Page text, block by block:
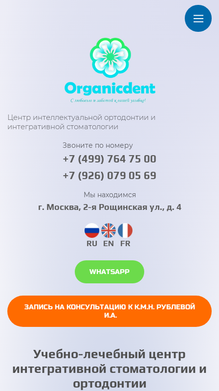
Центр интеллектуальной ортодонтии и
интегративной стоматологии
Мы находимся
г. Москва, 2-я Рощинская ул., д. 4
Звоните по номеру
+7 (499) 764 75 00
+7 (926) 079 05 69
RU EN FR
WHATSAPP
ЗАПИСЬ НА КОНСУЛЬТАЦИЮ К К.М.Н. РУБЛЕВОЙ
И.А.
Учебно-лечебный центр
интегративной стоматологии и
ортодонтии